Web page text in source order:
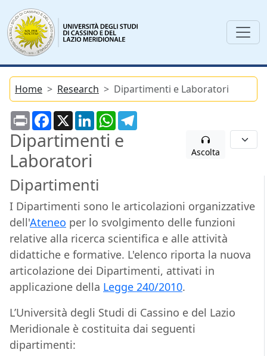
Home Research Dipartimenti e Laboratori
PrintFacebook
X LinkedInWhatsApp
Dipartimenti e
Laboratori
Ascolta
Dipartimenti
I Dipartimenti sono le articolazioni organizzative
dell'Ateneo per lo svolgimento delle funzioni
relative alla ricerca scientifica e alle attività
didattiche e formative. L'elenco riporta la nuova
articolazione dei Dipartimenti, attivati in
applicazione della Legge 240/2010.
L’Università degli Studi di Cassino e del Lazio
Meridionale è costituita dai seguenti
dipartimenti: